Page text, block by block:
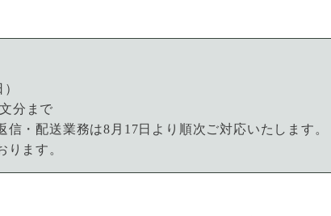
分まで
・配送業務は8月17日より順次ご対応いたします。
ます。